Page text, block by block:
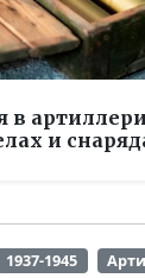
в
и
1937-1945